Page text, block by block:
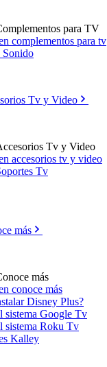
para TV
complementos para tv
Sonido
Tv y Video
Tv y Video
accesorios tv y video
Tv
más
más
conoce más
Disney Plus?
sistema Google Tv
sistema Roku Tv
Kalley